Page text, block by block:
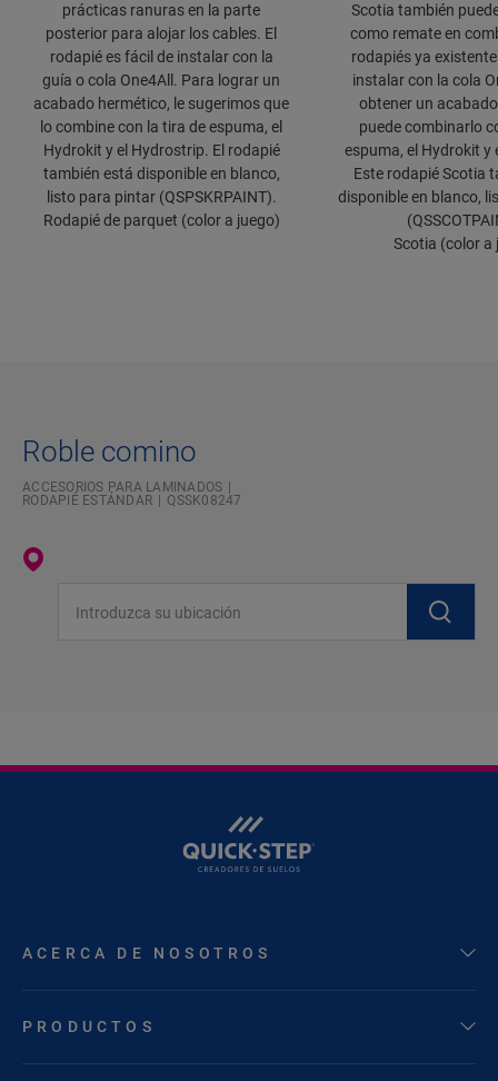
prácticas ranuras en la parte
posterior para alojar los cables. El
rodapié es fácil de instalar con la
guía o cola One4All. Para lograr un
acabado hermético, le sugerimos que
lo combine con la tira de espuma, el
Hydrokit y el Hydrostrip. El rodapié
también está disponible en blanco,
listo para pintar (QSPSKRPAINT).
Rodapié de parquet (color a juego)
Scotia también
como remate en
rodapiés ya
instalar con la cola
obtener un
puede combinarlo
espuma, el Hydrokit y
Este rodapié Scotia
disponible en blanco,
Scotia (color a
Roble comino
ACCESORIOS PARA LAMINADOS
RODAPIÉ ESTÁNDAR
QSSK08247
ACERCA DE NOSOTROS
PRODUCTOS